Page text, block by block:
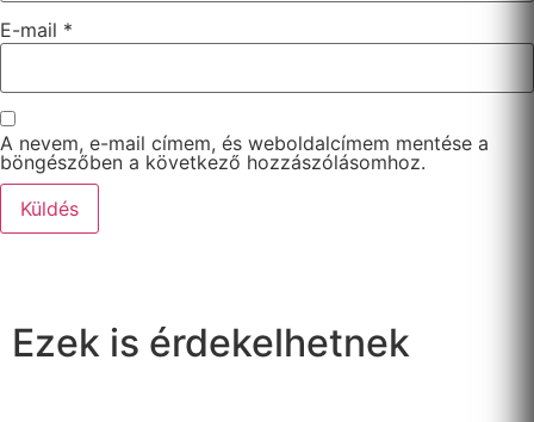
E-mail *
A nevem, e-mail címem, és weboldalcímem mentése a
böngészőben a következő hozzászólásomhoz.
Ezek is érdekelhetnek